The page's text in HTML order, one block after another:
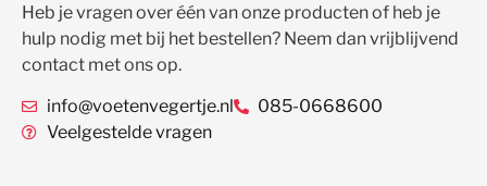
Heb je vragen over één van onze producten of heb je
hulp nodig met bij het bestellen? Neem dan vrijblijvend
contact met ons op.
info@voetenvegertje.nl
085-0668600
Veelgestelde vragen